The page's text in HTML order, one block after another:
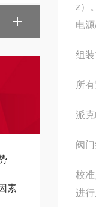
素
z）
电
组
所
派
阀
校
进